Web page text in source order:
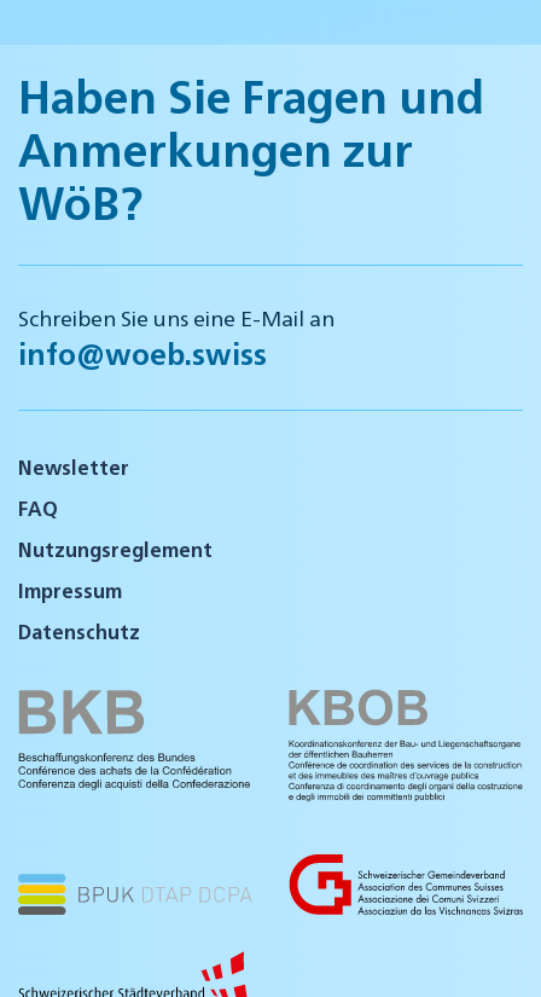
Haben Sie Fragen und
Anmerkungen zur
WöB?
Schreiben Sie uns eine E-Mail an
info@woeb.swiss
Newsletter
FAQ
Nutzungsreglement
Impressum
Datenschutz